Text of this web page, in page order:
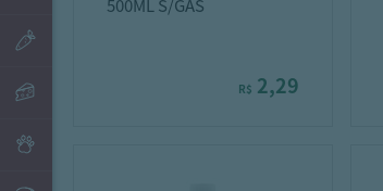
500ML S/GAS
R$ 2,29